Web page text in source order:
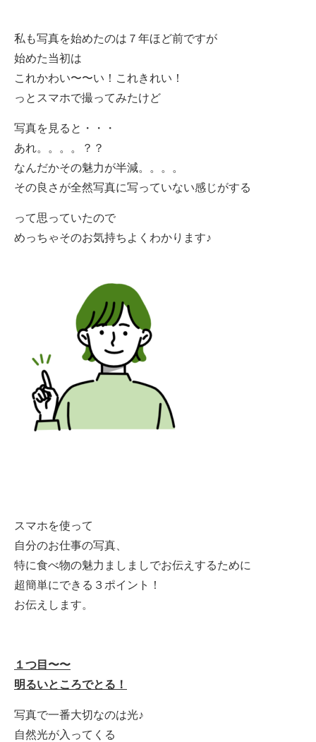
私も写真を始めたのは７年ほど前ですが
始めた当初は
これかわい〜〜い！これきれい！
っとスマホで撮ってみたけど
写真を見ると・・・
あれ。。。。？？
なんだかその魅力が半減。。。。
その良さが全然写真に写っていない感じがする
って思っていたので
めっちゃそのお気持ちよくわかります♪
スマホを使って
自分のお仕事の写真、
特に食べ物の魅力ましましでお伝えするために
超簡単にできる３ポイント！
お伝えします。
１つ目〜〜
明るいところでとる！
写真で一番大切なのは光♪
自然光が入ってくる